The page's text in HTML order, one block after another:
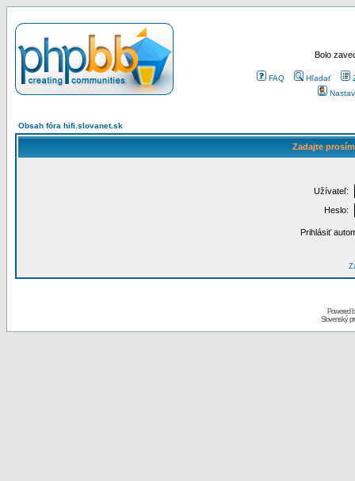
Bolo
FAQ Hľadať
Obsah fóra hifi.slovanet.sk
Zadajte
Užívateľ:
Heslo:
Prihlásiť
Powered
Slovenský